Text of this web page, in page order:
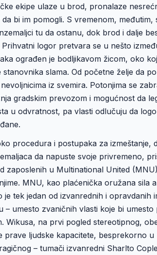
ekipe ulaze u brod, pronalaze
bi im pomogli. S vremenom, međutim,
tu da ostanu, dok brod i dalje
Prihvatni logor pretvara se u nešto
ograđen je bodljikavom žicom, oko
stanovnika slama. Od početne želje da
iz svemira. Potonjima se
gradskim prevozom i mogućnost da
u odvratnost, pa vlasti odlučuju da
procedura i postupaka za
da napuste svoje privremeno,
zaposlenih u Multinational United
MNU, kao plaćenička oružana sila
je tek jedan od izvanrednih i
– umesto zvaničnih vlasti koje bi
Wikusa, na prvi pogled stereotipnog,
prave ljudske kapacitete, besprekorno
– tumači izvanredni Sharlto